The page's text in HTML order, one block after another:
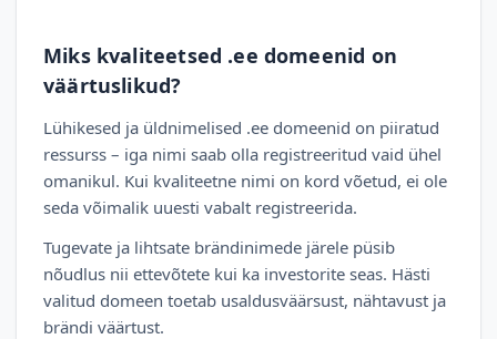
Miks kvaliteetsed .ee domeenid on
väärtuslikud?
Lühikesed ja üldnimelised .ee domeenid on piiratud
ressurss – iga nimi saab olla registreeritud vaid ühel
omanikul. Kui kvaliteetne nimi on kord võetud, ei ole
seda võimalik uuesti vabalt registreerida.
Tugevate ja lihtsate brändinimede järele püsib
nõudlus nii ettevõtete kui ka investorite seas. Hästi
valitud domeen toetab usaldusväärsust, nähtavust ja
brändi väärtust.